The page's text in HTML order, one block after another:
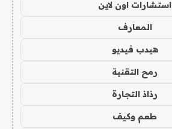
استشارات اون لاين
المعارف
هيدب فيديو
رمح التقنية
رذاذ التجارة
طعم وكيف